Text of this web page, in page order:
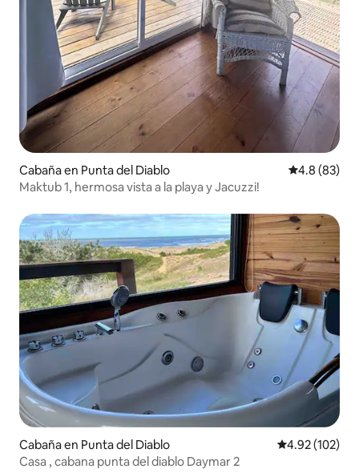
Cabaña en Punta del Diablo Calificación
4.8 (83)
Maktub 1, hermosa vista a la playa y Jacuzzi!
Cabaña en Punta del Diablo Calificación
4.92 (102)
Casa , cabana punta del diablo Daymar 2